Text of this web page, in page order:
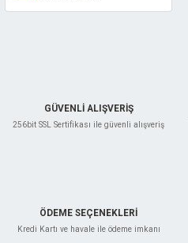
GÜVENLİ ALIŞVERİŞ
256bit SSL Sertifikası ile güvenli alışveriş
ÖDEME SEÇENEKLERİ
Kredi Kartı ve havale ile ödeme imkanı